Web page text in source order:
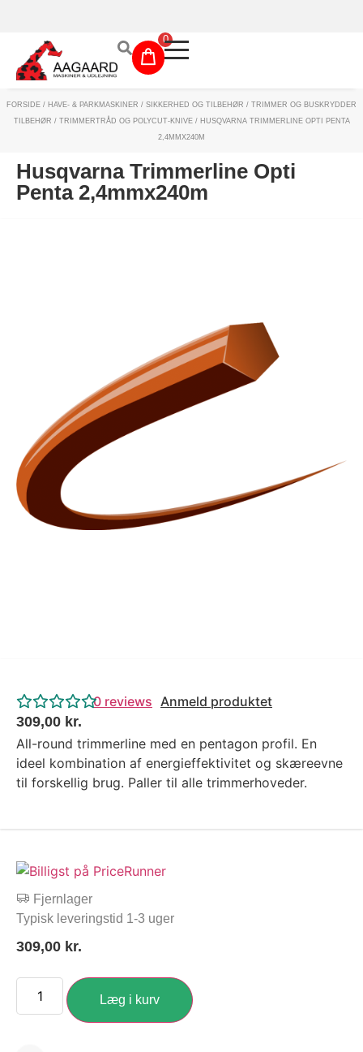
0
Maskinudlejning
Sikkerhed og tilbehør
4.4 Google Reviews
4.7 Trustpilot
FORSIDE / HAVE- & PARKMASKINER / SIKKERHED OG TILBEHØR / TRIMMER OG BUSKRYDDER
TILBEHØR / TRIMMERTRÅD OG POLYCUT-KNIVE/ HUSQVARNA TRIMMERLINE OPTI PENTA
2,4MMX240M
Husqvarna Trimmerline Opti
Penta 2,4mmx240m
0 reviews Anmeld produktet
309,00 kr.
All-round trimmerline med en pentagon profil. En
ideel kombination af energieffektivitet og skæreevne
til forskellig brug. Paller til alle trimmerhoveder.
Fjernlager
Typisk leveringstid 1-3 uger
309,00 kr.
Læg i kurv